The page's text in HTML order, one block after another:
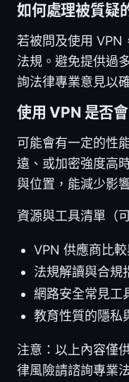
如何處理被質疑
若被問及使用 VPN
法規。避免提供過
詢法律專業意見以
使用 VPN 是否
可能會有一定的性
遠、或加密強度高
與位置，能減少影
資源與工具清單（可
VPN 供應商比
法規解讀與合規
網路安全常見工
教育性質的隱私
注意：以上內容僅
律風險請諮詢專業